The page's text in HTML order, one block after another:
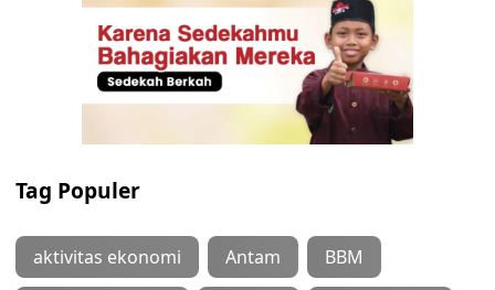
Tag Populer
aktivitas ekonomi Antam BBM